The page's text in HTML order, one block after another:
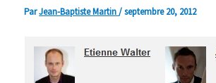
ParJean-Baptiste Martin/septembre 20, 2012